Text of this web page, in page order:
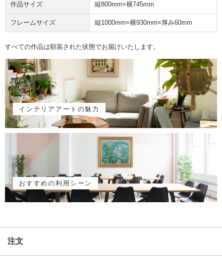
作品サイズ 縦800mm×横745mm
フレームサイズ 縦1000mm×横930mm×厚み60mm
すべての作品は額装された状態でお届けいたします。
インテリアアートの魅力
おすすめの利用シーン
注文